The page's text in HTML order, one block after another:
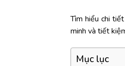
Tìm hiểu chi
minh và tiết
Mục lục